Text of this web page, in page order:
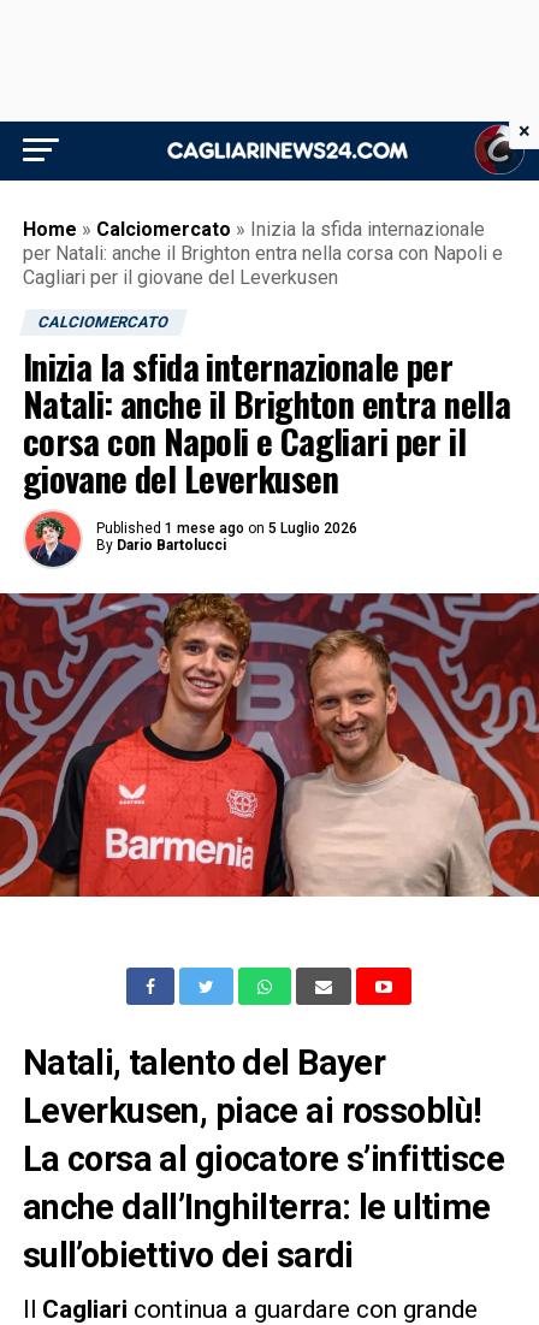
Home » Calciomercato » Inizia la sfida internazionale
per Natali: anche il Brighton entra nella corsa con Napoli e
Cagliari per il giovane del Leverkusen
CALCIOMERCATO
Inizia la sfida internazionale per
Natali: anche il Brighton entra nella
corsa con Napoli e Cagliari per il
giovane del Leverkusen
Published 1 mese ago on 5 Luglio 2026
By Dario Bartolucci
Natali, talento del Bayer
Leverkusen, piace ai rossoblù!
La corsa al giocatore s’infittisce
anche dall’Inghilterra: le ultime
sull’obiettivo dei sardi
Il Cagliari continua a guardare con grande
×